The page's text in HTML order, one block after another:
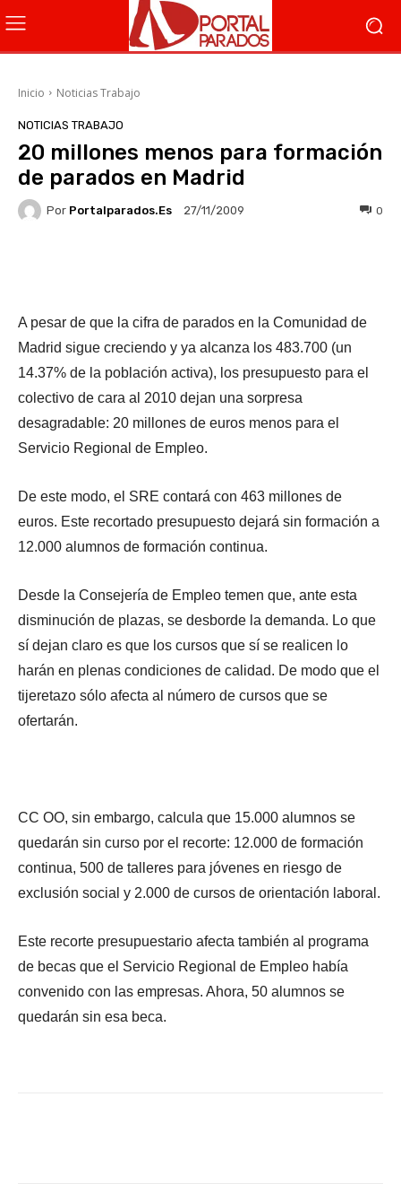
Inicio Noticias Trabajo
NOTICIAS TRABAJO
20 millones menos para formación
de parados en Madrid
Por Portalparados.es 27/11/2009 0
A pesar de que la cifra de parados en la Comunidad de
Madrid sigue creciendo y ya alcanza los 483.700 (un
14.37% de la población activa), los presupuesto para el
colectivo de cara al 2010 dejan una sorpresa
desagradable: 20 millones de euros menos para el
Servicio Regional de Empleo.
De este modo, el SRE contará con 463 millones de
euros. Este recortado presupuesto dejará sin formación a
12.000 alumnos de formación continua.
Desde la Consejería de Empleo temen que, ante esta
disminución de plazas, se desborde la demanda. Lo que
sí dejan claro es que los cursos que sí se realicen lo
harán en plenas condiciones de calidad. De modo que el
tijeretazo sólo afecta al número de cursos que se
ofertarán.
CC OO, sin embargo, calcula que 15.000 alumnos se
quedarán sin curso por el recorte: 12.000 de formación
continua, 500 de talleres para jóvenes en riesgo de
exclusión social y 2.000 de cursos de orientación laboral.
Este recorte presupuestario afecta también al programa
de becas que el Servicio Regional de Empleo había
convenido con las empresas. Ahora, 50 alumnos se
quedarán sin esa beca.